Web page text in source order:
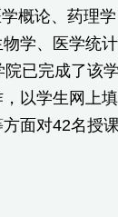
概论、药理
学、医学统
已完成了该
以学生网上
面对42名授